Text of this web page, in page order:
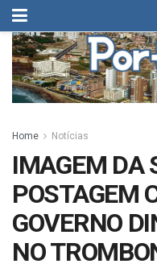
Home Notícias
IMAGEM DA
POSTAGEM
GOVERNO
NO